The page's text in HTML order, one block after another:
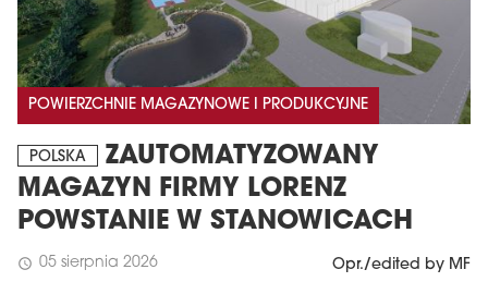
POWIERZCHNIE MAGAZYNOWE I PRODUKCYJNE
POLSKA
ZAUTOMATYZOWANY
MAGAZYN FIRMY LORENZ
POWSTANIE W STANOWICACH
schedule 05 sierpnia 2026 Opr./edited by MF